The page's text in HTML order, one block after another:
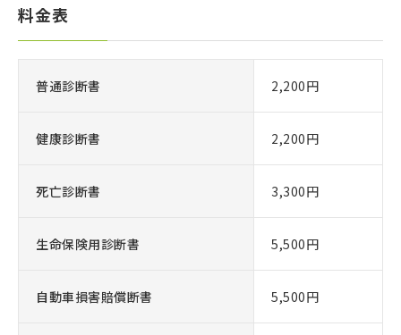
料金表
普通診断書 2,200円
健康診断書 2,200円
死亡診断書 3,300円
生命保険用診断書 5,500円
自動車損害賠償断書 5,500円